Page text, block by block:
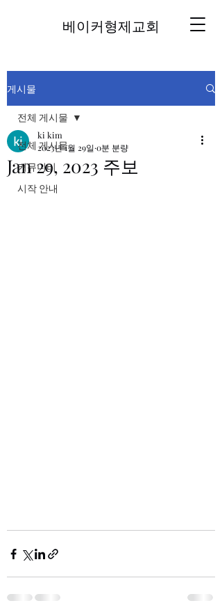
베이커형제교회
게시물
전체 게시물
커뮤니티
시작 안내
전체 게시물
Jan 29, 2023 주보
ki kim
2023년 1월 29일 0분 분량